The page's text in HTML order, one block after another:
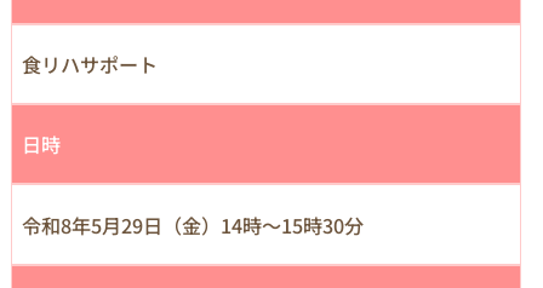
食リハサポート
日時
令和8年5月29日（金）14時～15時30分